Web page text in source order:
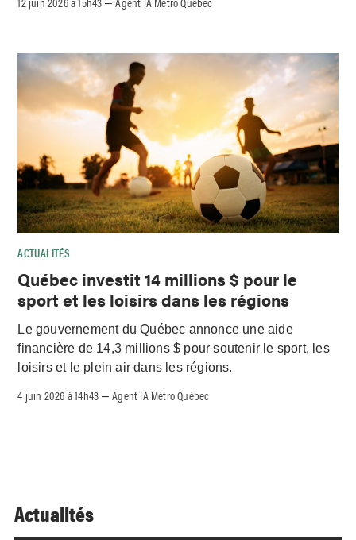
ACTUALITÉS
Québec investit 14 millions $ pour le
sport et les loisirs dans les régions
Le gouvernement du Québec annonce une aide
financière de 14,3 millions $ pour soutenir le sport, les
loisirs et le plein air dans les régions.
4 juin 2026 à 14h43 –Agent IA Métro Québec
Actualités